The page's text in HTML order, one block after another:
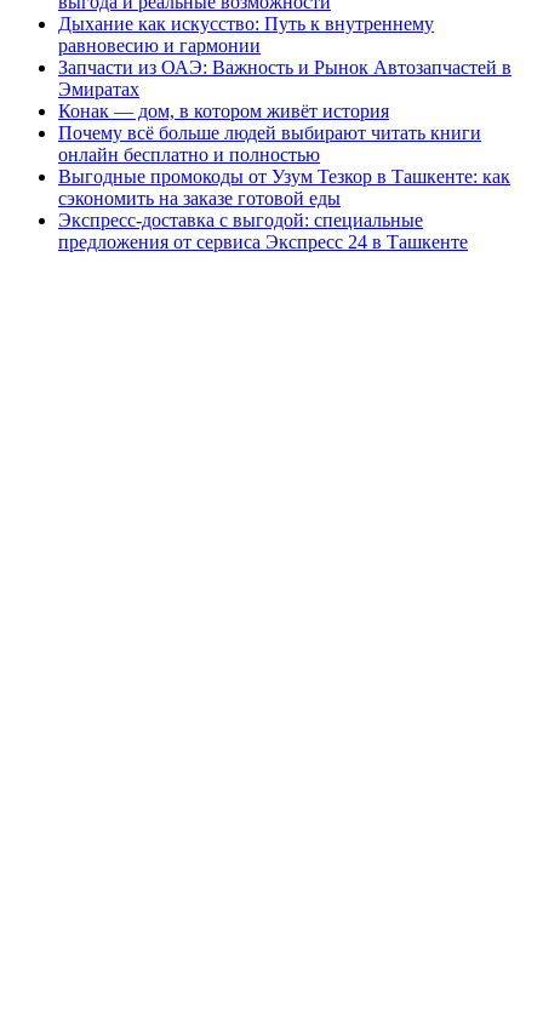
Дыхание как искусство: Путь к внутреннему
равновесию и гармонии
Запчасти из ОАЭ: Важность и Рынок Автозапчастей в
Эмиратах
Конак — дом, в котором живёт история
Почему всё больше людей выбирают читать книги
онлайн бесплатно и полностью
Выгодные промокоды от Узум Тезкор в Ташкенте: как
сэкономить на заказе готовой еды
Экспресс-доставка с выгодой: специальные
предложения от сервиса Экспресс 24 в Ташкенте